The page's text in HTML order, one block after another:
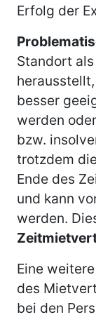
Erfolg der
Standort
besser
werden
bzw.
trotzdem
Ende des
und kann
werden.
Eine weitere
des
bei den